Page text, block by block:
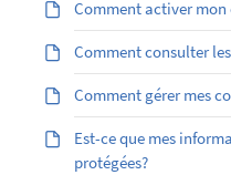
Comment activer
Comment consulter
Comment gérer mes
Est-ce que mes
protégées?